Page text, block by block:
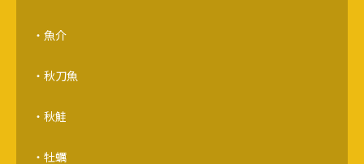
・魚介
・秋刀魚
・秋鮭
・牡蠣